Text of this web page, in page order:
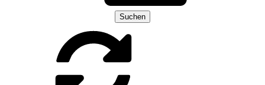
Suchen